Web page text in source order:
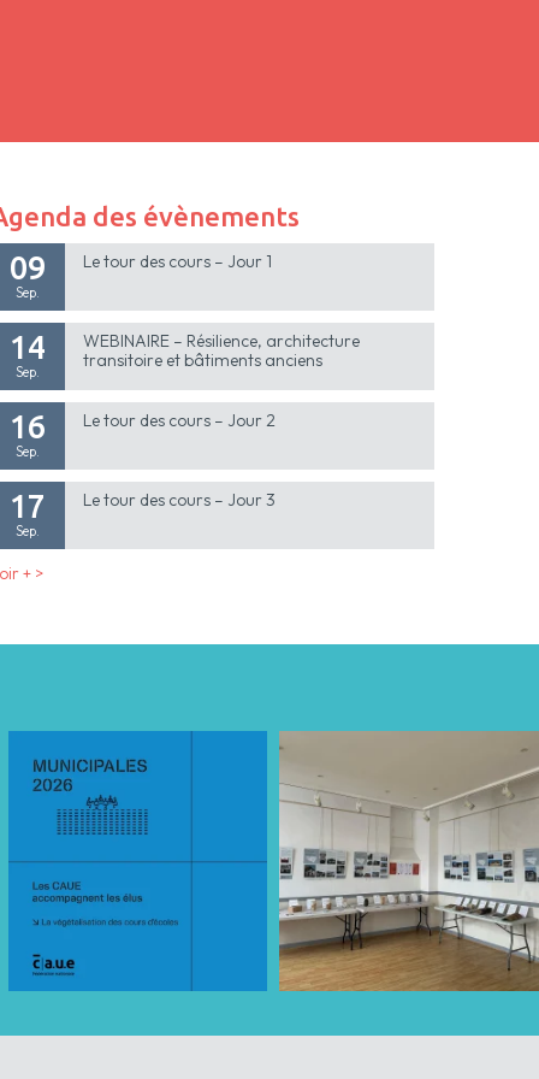
des évènements
09
Sep.
Le tour des cours – Jour 1
14
Sep.
WEBINAIRE – Résilience, architecture
transitoire et bâtiments anciens
16
Sep.
Le tour des cours – Jour 2
17
Sep.
Le tour des cours – Jour 3
+ >